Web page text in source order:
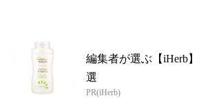
編集者が選ぶ【iHerb
選
PR(iHerb)